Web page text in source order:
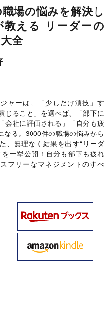
場の悩みを解決し
教える リーダーの
全
ャーは、「少しだけ演技」す
じること」を選べば、「部下に
会社に評価される」「自分も疲
なる。3000件の職場の悩みから
、無理なく結果を出す“リーダ
を一挙公開！自分も部下も疲れ
フリーなマネジメントのすべ